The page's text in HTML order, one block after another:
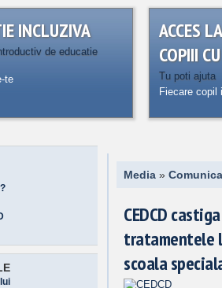
INCLUZIVA
de educatie
te
ACCES
COPIII
Tu poti ajuta
Fiecare
Media »
CEDCD
tratamentele
scoala